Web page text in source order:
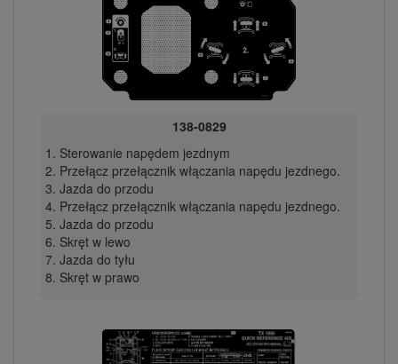
138-0829
Sterowanie napędem jezdnym
Przełącz przełącznik włączania napędu jezdnego.
Jazda do przodu
Przełącz przełącznik włączania napędu jezdnego.
Jazda do przodu
Skręt w lewo
Jazda do tyłu
Skręt w prawo